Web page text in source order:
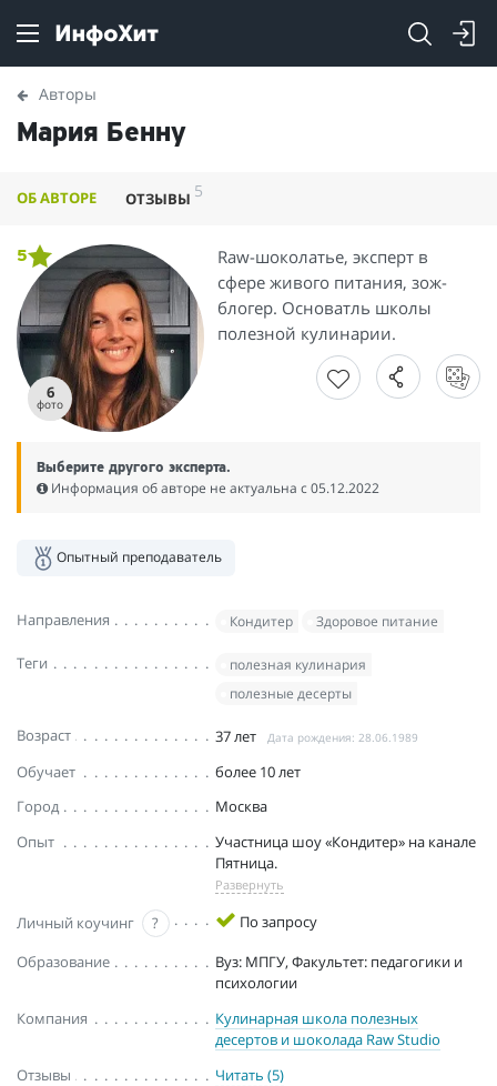
Авторы
Мария Бенну
ОБ АВТОРЕ ОТЗЫВЫ 5
6
фото
5
Raw-шоколатье, эксперт в
сфере живого питания, зож-
блогер. Основатль школы
полезной кулинарии.
Выберите другого эксперта.
Информация об авторе не актуальна c 05.12.2022
Опытный преподаватель
Направления Кондитер Здоровое питание
Теги
полезная кулинария
полезные десерты
Возраст 37 лет Дата рождения: 28.06.1989
Обучает
более 10 лет
Город
Москва
Опыт
Участница шоу «Кондитер» на канале
Пятница.
Развернуть
Личный коучинг ?
По запросу
Образование
Вуз: МПГУ, Факультет: педагогики и
психологии
Компания
Кулинарная школа полезных
десертов и шоколада Raw Studio
Отзывы
Читать (5)